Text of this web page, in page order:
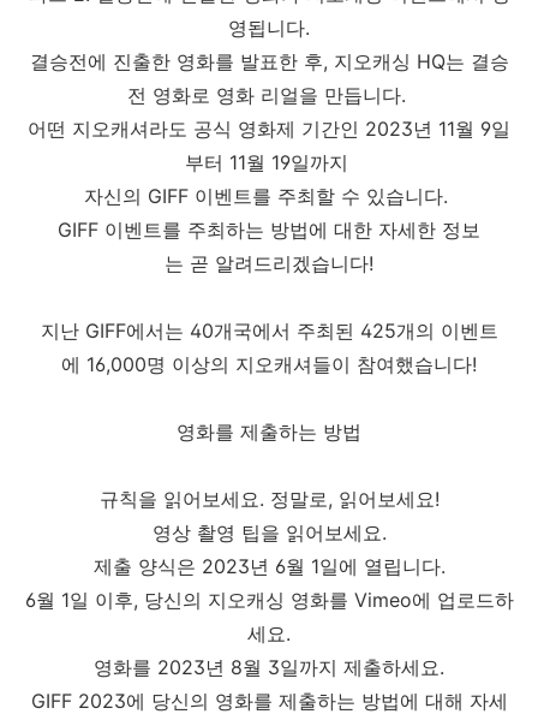
영됩니다.
결승전에 진출한 영화를 발표한 후, 지오캐싱 HQ는 결승
전 영화로 영화 리얼을 만듭니다.
어떤 지오캐셔라도 공식 영화제 기간인 2023년 11월 9일
부터 11월 19일까지
자신의 GIFF 이벤트를 주최할 수 있습니다.
GIFF 이벤트를 주최하는 방법에 대한 자세한 정보
는 곧 알려드리겠습니다!
지난 GIFF에서는 40개국에서 주최된 425개의 이벤트
에 16,000명 이상의 지오캐셔들이 참여했습니다!
영화를 제출하는 방법
규칙을 읽어보세요. 정말로, 읽어보세요!
영상 촬영 팁을 읽어보세요.
제출 양식은 2023년 6월 1일에 열립니다.
6월 1일 이후, 당신의 지오캐싱 영화를 Vimeo에 업로드하
세요.
영화를 2023년 8월 3일까지 제출하세요.
GIFF 2023에 당신의 영화를 제출하는 방법에 대해 자세